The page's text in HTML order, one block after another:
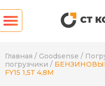
Главная / Goodsense /
погрузчики /
FY15 1,5Т 4,8М